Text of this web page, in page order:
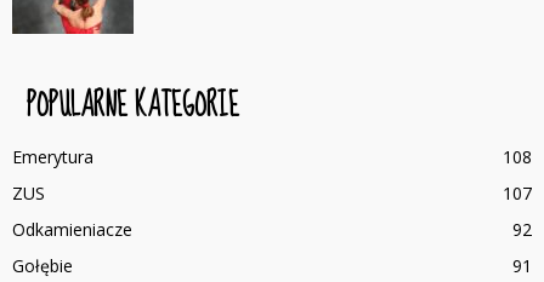
POPULARNE KATEGORIE
Emerytura
108
ZUS
107
Odkamieniacze
92
Gołębie
91